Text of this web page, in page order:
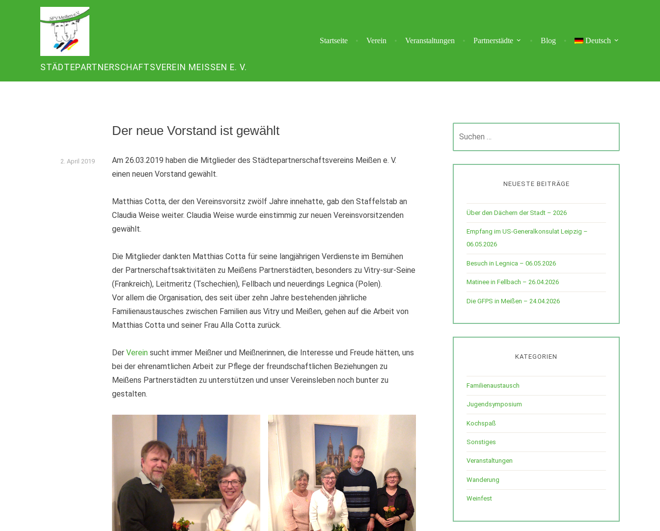
STÄDTEPARTNERSCHAFTSVEREIN MEISSEN E. V.
Startseite Verein Veranstaltungen Partnerstädte Blog Deutsch
Der neue Vorstand ist gewählt
2. April 2019
Am 26.03.2019 haben die Mitglieder des Städtepartnerschaftsvereins Meißen e. V.
einen neuen Vorstand gewählt.
Matthias Cotta, der den Vereinsvorsitz zwölf Jahre innehatte, gab den Staffelstab an
Claudia Weise weiter. Claudia Weise wurde einstimmig zur neuen Vereinsvorsitzenden
gewählt.
Die Mitglieder dankten Matthias Cotta für seine langjährigen Verdienste im Bemühen
der Partnerschaftsaktivitäten zu Meißens Partnerstädten, besonders zu Vitry-sur-Seine
(Frankreich), Leitmeritz (Tschechien), Fellbach und neuerdings Legnica (Polen).
Vor allem die Organisation, des seit über zehn Jahre bestehenden jährliche
Familienaustausches zwischen Familien aus Vitry und Meißen, gehen auf die Arbeit von
Matthias Cotta und seiner Frau Alla Cotta zurück.
Der Verein sucht immer Meißner und Meißnerinnen, die Interesse und Freude hätten, uns
bei der ehrenamtlichen Arbeit zur Pflege der freundschaftlichen Beziehungen zu
Meißens Partnerstädten zu unterstützen und unser Vereinsleben noch bunter zu
gestalten.
nach:
NEUESTE BEITRÄGE
Über den Dächern der Stadt – 2026
Empfang im US-Generalkonsulat Leipzig –
06.05.2026
Besuch in Legnica – 06.05.2026
Matinee in Fellbach – 26.04.2026
Die GFPS in Meißen – 24.04.2026
KATEGORIEN
Familienaustausch
Jugendsymposium
Kochspaß
Sonstiges
Veranstaltungen
Wanderung
Weinfest